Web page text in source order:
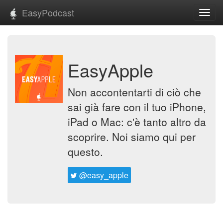
EasyPodcast
EasyApple
Non accontentarti di ciò che
sai già fare con il tuo iPhone,
iPad o Mac: c'è tanto altro da
scoprire. Noi siamo qui per
questo.
@easy_apple